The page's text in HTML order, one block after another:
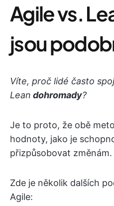
Agile vs.
jsou
Víte, proč lidé často
Lean dohromady?
Je to proto, že obě
hodnoty, jako je
přizpůsobovat změnám.
Zde je několik dalších
Agile: